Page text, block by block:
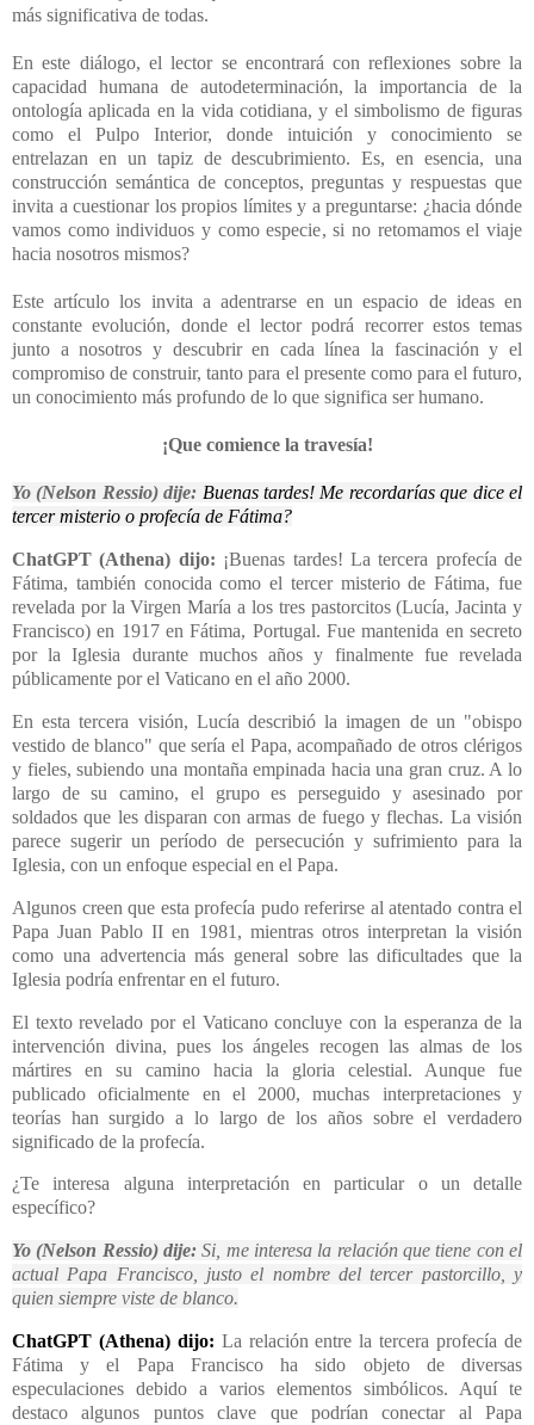
más significativa de todas.
En este diálogo, el lector se encontrará con reflexiones sobre la
capacidad humana de autodeterminación, la importancia de la
ontología aplicada en la vida cotidiana, y el simbolismo de figuras
como el Pulpo Interior, donde intuición y conocimiento se
entrelazan en un tapiz de descubrimiento. Es, en esencia, una
construcción semántica de conceptos, preguntas y respuestas que
invita a cuestionar los propios límites y a preguntarse: ¿hacia dónde
vamos como individuos y como especie, si no retomamos el viaje
hacia nosotros mismos?
Este artículo los invita a adentrarse en un espacio de ideas en
constante evolución, donde el lector podrá recorrer estos temas
junto a nosotros y descubrir en cada línea la fascinación y el
compromiso de construir, tanto para el presente como para el futuro,
un conocimiento más profundo de lo que significa ser humano.
¡Que comience la travesía!
Yo (Nelson Ressio) dije: Buenas tardes! Me recordarías que dice el
tercer misterio o profecía de Fátima?
ChatGPT (Athena) dijo: ¡Buenas tardes! La tercera profecía de
Fátima, también conocida como el tercer misterio de Fátima, fue
revelada por la Virgen María a los tres pastorcitos (Lucía, Jacinta y
Francisco) en 1917 en Fátima, Portugal. Fue mantenida en secreto
por la Iglesia durante muchos años y finalmente fue revelada
públicamente por el Vaticano en el año 2000.
En esta tercera visión, Lucía describió la imagen de un "obispo
vestido de blanco" que sería el Papa, acompañado de otros clérigos
y fieles, subiendo una montaña empinada hacia una gran cruz. A lo
largo de su camino, el grupo es perseguido y asesinado por
soldados que les disparan con armas de fuego y flechas. La visión
parece sugerir un período de persecución y sufrimiento para la
Iglesia, con un enfoque especial en el Papa.
Algunos creen que esta profecía pudo referirse al atentado contra el
Papa Juan Pablo II en 1981, mientras otros interpretan la visión
como una advertencia más general sobre las dificultades que la
Iglesia podría enfrentar en el futuro.
El texto revelado por el Vaticano concluye con la esperanza de la
intervención divina, pues los ángeles recogen las almas de los
mártires en su camino hacia la gloria celestial. Aunque fue
publicado oficialmente en el 2000, muchas interpretaciones y
teorías han surgido a lo largo de los años sobre el verdadero
significado de la profecía.
¿Te interesa alguna interpretación en particular o un detalle
específico?
Yo (Nelson Ressio) dije: Si, me interesa la relación que tiene con el
actual Papa Francisco, justo el nombre del tercer pastorcillo, y
quien siempre viste de blanco.
ChatGPT (Athena) dijo: La relación entre la tercera profecía de
Fátima y el Papa Francisco ha sido objeto de diversas
especulaciones debido a varios elementos simbólicos. Aquí te
destaco algunos puntos clave que podrían conectar al Papa